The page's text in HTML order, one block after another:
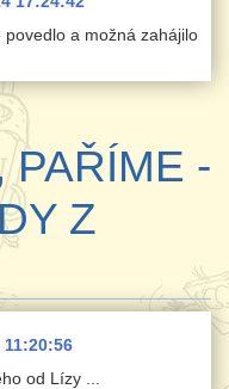
povedlo a možná zahájilo
PAŘÍME -
Z
11:20:56
od Lízy ...